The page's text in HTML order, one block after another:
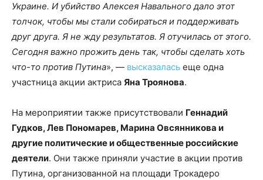
Украине. И убийство Алексея Навального дало этот
толчок, чтобы мы стали собираться и поддерживать
друг друга. Я не жду результатов. Я отучилась от этого.
Сегодня важно прожить день так, чтобы сделать хоть
что-то против Путина», — высказалась еще одна
участница акции актриса Яна Троянова.
На мероприятии также присутствовали Геннадий
Гудков, Лев Пономарев, Марина Овсянникова и
другие политические и общественные российские
деятели. Они также приняли участие в акции против
Путина, организованной на площади Трокадеро